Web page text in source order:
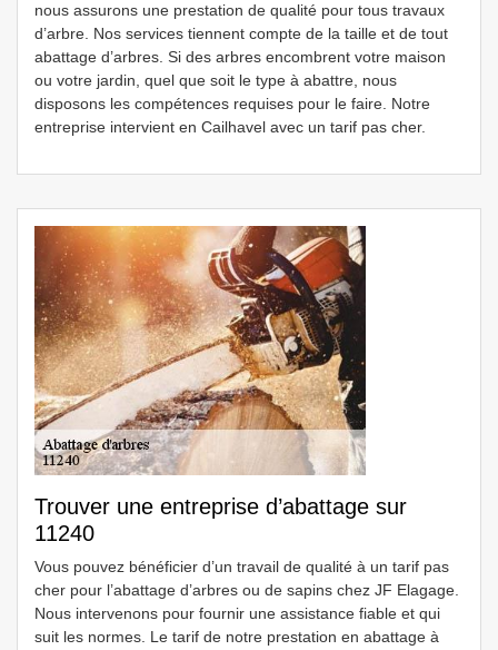
nous assurons une prestation de qualité pour tous travaux
d’arbre. Nos services tiennent compte de la taille et de tout
abattage d’arbres. Si des arbres encombrent votre maison
ou votre jardin, quel que soit le type à abattre, nous
disposons les compétences requises pour le faire. Notre
entreprise intervient en Cailhavel avec un tarif pas cher.
Trouver une entreprise d’abattage sur
11240
Vous pouvez bénéficier d’un travail de qualité à un tarif pas
cher pour l’abattage d’arbres ou de sapins chez JF Elagage.
Nous intervenons pour fournir une assistance fiable et qui
suit les normes. Le tarif de notre prestation en abattage à